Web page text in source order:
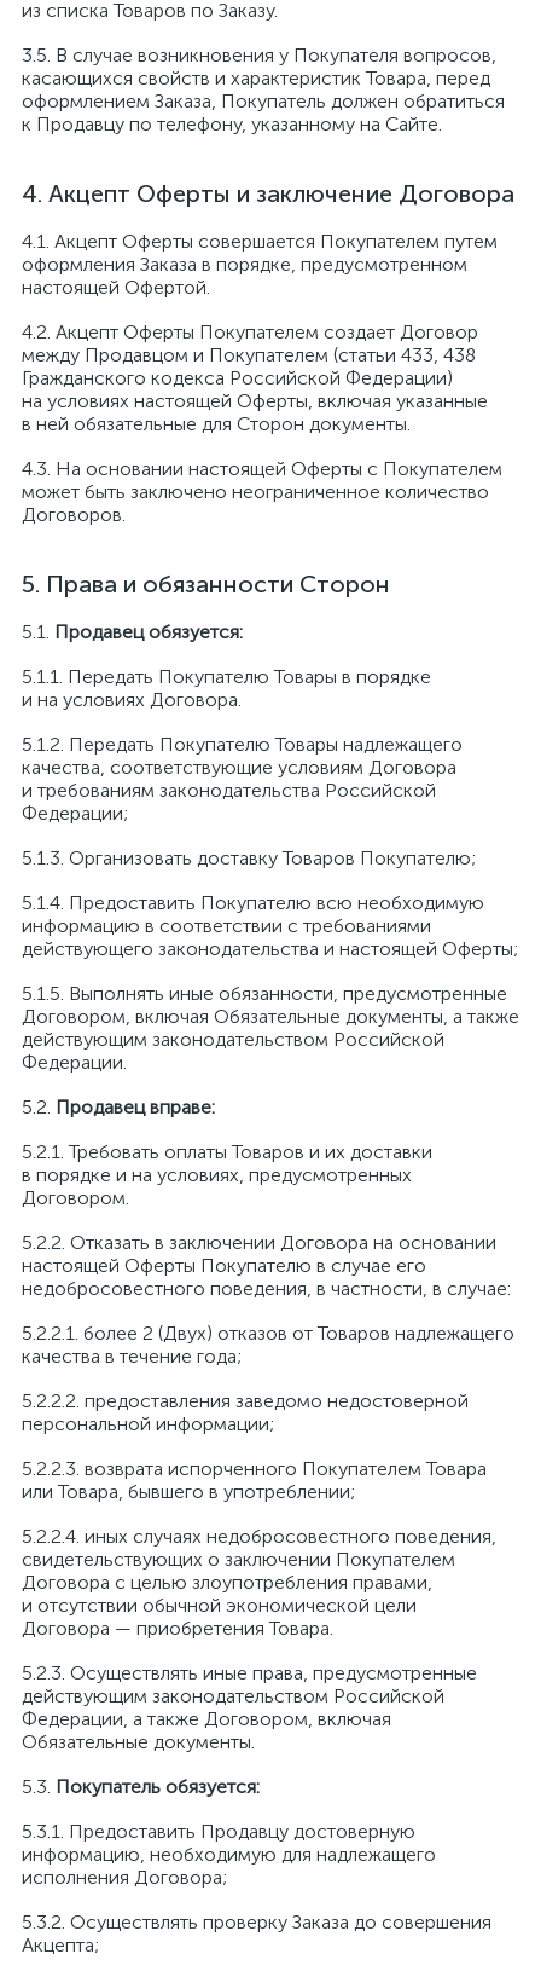
из списка Товаров по Заказу.
В случае возникновения у Покупателя вопросов,
касающихся свойств и характеристик Товара, перед
оформлением Заказа, Покупатель должен обратиться
к Продавцу по телефону, указанному на Сайте.
Акцепт Оферты и заключение Договора
Акцепт Оферты совершается Покупателем путем
оформления Заказа в порядке, предусмотренном
настоящей Офертой.
Акцепт Оферты Покупателем создает Договор
между Продавцом и Покупателем (статьи 433, 438
Гражданского кодекса Российской Федерации)
на условиях настоящей Оферты, включая указанные
в ней обязательные для Сторон документы.
На основании настоящей Оферты с Покупателем
может быть заключено неограниченное количество
Договоров.
Права и обязанности Сторон
Продавец обязуется:
Передать Покупателю Товары в порядке
и на условиях Договора.
Передать Покупателю Товары надлежащего
качества, соответствующие условиям Договора
и требованиям законодательства Российской
Федерации;
Организовать доставку Товаров Покупателю;
Предоставить Покупателю всю необходимую
информацию в соответствии с требованиями
действующего законодательства и настоящей Оферты;
Выполнять иные обязанности, предусмотренные
Договором, включая Обязательные документы, а также
действующим законодательством Российской
Федерации.
Продавец вправе:
Требовать оплаты Товаров и их доставки
в порядке и на условиях, предусмотренных
Договором.
Отказать в заключении Договора на основании
настоящей Оферты Покупателю в случае его
недобросовестного поведения, в частности, в случае:
более 2 (Двух) отказов от Товаров надлежащего
качества в течение года;
предоставления заведомо недостоверной
персональной информации;
возврата испорченного Покупателем Товара
или Товара, бывшего в употреблении;
иных случаях недобросовестного поведения,
свидетельствующих о заключении Покупателем
Договора с целью злоупотребления правами,
и отсутствии обычной экономической цели
Договора — приобретения Товара.
Осуществлять иные права, предусмотренные
действующим законодательством Российской
Федерации, а также Договором, включая
Обязательные документы.
Покупатель обязуется:
Предоставить Продавцу достоверную
информацию, необходимую для надлежащего
исполнения Договора;
Осуществлять проверку Заказа до совершения
Акцепта;